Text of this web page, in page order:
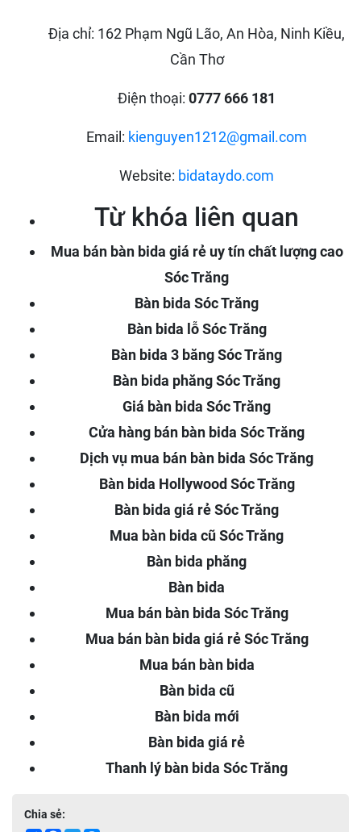
Địa chỉ: 162 Phạm Ngũ Lão, An Hòa, Ninh Kiều,
Cần Thơ
Điện thoại: 0777 666 181
Email: kienguyen1212@gmail.com
Website: bidataydo.com
Từ khóa liên quan
Mua bán bàn bida giá rẻ uy tín chất lượng cao
Sóc Trăng
Bàn bida Sóc Trăng
Bàn bida lỗ Sóc Trăng
Bàn bida 3 băng Sóc Trăng
Bàn bida phăng Sóc Trăng
Giá bàn bida Sóc Trăng
Cửa hàng bán bàn bida Sóc Trăng
Dịch vụ mua bán bàn bida Sóc Trăng
Bàn bida Hollywood Sóc Trăng
Bàn bida giá rẻ Sóc Trăng
Mua bàn bida cũ Sóc Trăng
Bàn bida phăng
Bàn bida
Mua bán bàn bida Sóc Trăng
Mua bán bàn bida giá rẻ Sóc Trăng
Mua bán bàn bida
Bàn bida cũ
Bàn bida mới
Bàn bida giá rẻ
Thanh lý bàn bida Sóc Trăng
Chia sẻ: